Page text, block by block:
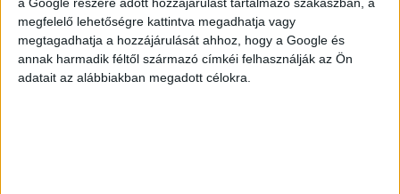
a Google részére adott hozzájárulást tartalmazó szakaszban, a
megfelelő lehetőségre kattintva megadhatja vagy
megtagadhatja a hozzájárulását ahhoz, hogy a Google és
annak harmadik féltől származó címkéi felhasználják az Ön
adatait az alábbiakban megadott célokra.